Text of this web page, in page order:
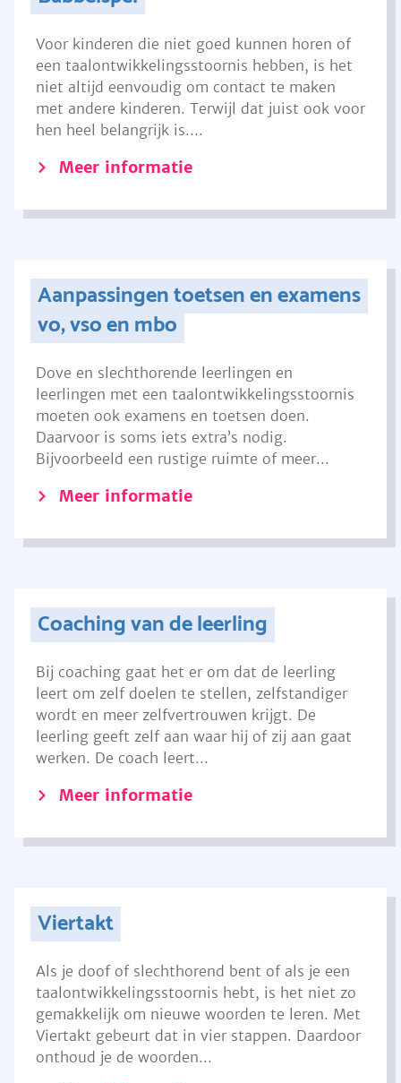
Voor kinderen die niet goed kunnen horen of
een taalontwikkelingsstoornis hebben, is het
niet altijd eenvoudig om contact te maken
met andere kinderen. Terwijl dat juist ook voor
hen heel belangrijk is....
Meer informatie
Aanpassingen toetsen en examens
vo, vso en mbo
Dove en slechthorende leerlingen en
leerlingen met een taalontwikkelingsstoornis
moeten ook examens en toetsen doen.
Daarvoor is soms iets extra’s nodig.
Bijvoorbeeld een rustige ruimte of meer...
Meer informatie
Coaching van de leerling
Bij coaching gaat het er om dat de leerling
leert om zelf doelen te stellen, zelfstandiger
wordt en meer zelfvertrouwen krijgt. De
leerling geeft zelf aan waar hij of zij aan gaat
werken. De coach leert...
Meer informatie
Viertakt
Als je doof of slechthorend bent of als je een
taalontwikkelingsstoornis hebt, is het niet zo
gemakkelijk om nieuwe woorden te leren. Met
Viertakt gebeurt dat in vier stappen. Daardoor
onthoud je de woorden...